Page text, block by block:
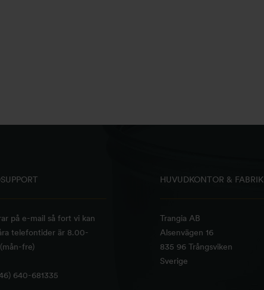
på e-mail så fort vi kan
telefontider är 8.00-
fre)
640-681335
HUVUDKONTOR & FABRIK
Trangia AB
Alsenvägen 16
835 96 Trångsviken
Sverige